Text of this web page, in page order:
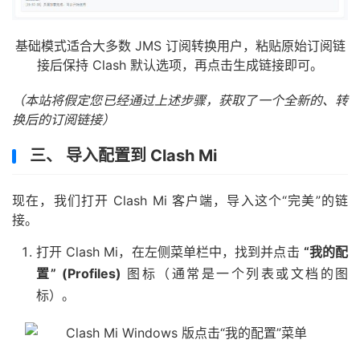
基础模式适合大多数 JMS 订阅转换用户，粘贴原始订阅链
接后保持 Clash 默认选项，再点击生成链接即可。
（本站将假定您已经通过上述步骤，获取了一个全新的、转
换后的订阅链接）
三、 导入配置到 Clash Mi
现在，我们打开 Clash Mi 客户端，导入这个“完美”的链
接。
打开 Clash Mi，在左侧菜单栏中，找到并点击 “我的配
置” (Profiles) 图标（通常是一个列表或文档的图
标）。